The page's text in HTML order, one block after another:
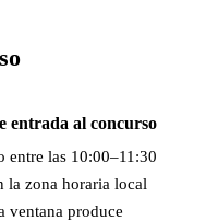
entrada al concurso
entre las 10:00–11:30
la zona horaria local
ventana produce